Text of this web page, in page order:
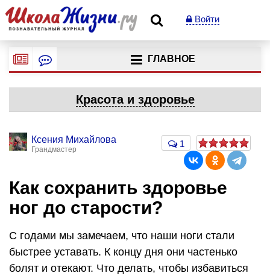
Войти
ГЛАВНОЕ
Красота и здоровье
Ксения Михайлова
Грандмастер
1
Как сохранить здоровье
ног до старости?
С годами мы замечаем, что наши ноги стали
быстрее уставать. К концу дня они частенько
болят и отекают. Что делать, чтобы избавиться